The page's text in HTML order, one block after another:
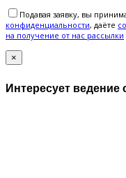
Подавая заявку, вы
конфиденциальности, даёте
на получение от нас рассылки
×
Интересует ведение